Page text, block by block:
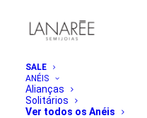
SALE
ANÉIS
Alianças
Solitários
Ver todos os Anéis